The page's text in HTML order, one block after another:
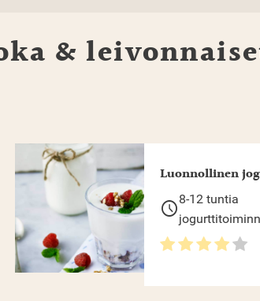
&
Luonnollinen
schedule8-12 tuntia